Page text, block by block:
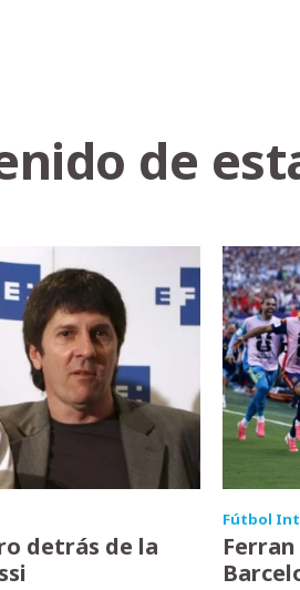
de
detrás de la
Fútbol